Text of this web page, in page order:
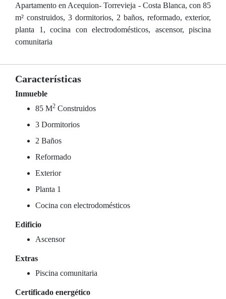
Apartamento en Acequion- Torrevieja - Costa Blanca, con 85
m² construidos, 3 dormitorios, 2 baños, reformado, exterior,
planta 1, cocina con electrodomésticos, ascensor, piscina
comunitaria
Características
Inmueble
85 M2 Construidos
3 Dormitorios
2 Baños
Reformado
Exterior
Planta 1
Cocina con electrodomésticos
Edificio
Ascensor
Extras
Piscina comunitaria
Certificado energético